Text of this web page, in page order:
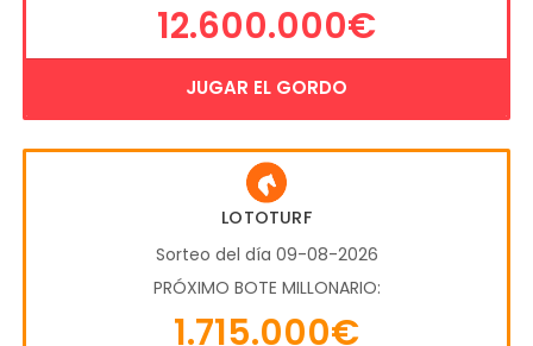
12.600.000€
JUGAR EL GORDO
LOTOTURF
Sorteo del día 09-08-2026
PRÓXIMO BOTE MILLONARIO:
1.715.000€